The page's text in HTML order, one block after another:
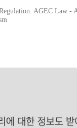
AGEC Law -